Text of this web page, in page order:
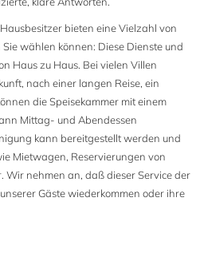
bieten eine Vielzahl von
wählen können: Diese Dienste und
Haus zu Haus. Bei vielen Villen
nach einer langen Reise, ein
die Speisekammer mit einem
Mittag- und Abendessen
kann bereitgestellt werden und
Mietwagen, Reservierungen von
Wir nehmen an, daß dieser Service der
Gäste wiederkommen oder ihre